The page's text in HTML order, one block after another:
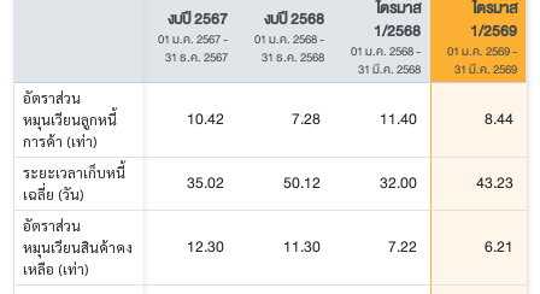
งบปี 2567
01 ม.ค. 2567-
31 ธ.ค. 2567
งบปี 2568
01 ม.ค. 2568-
31 ธ.ค. 2568
ไตรมาส
1/2568
01 ม.ค. 2568-
31 มี.ค. 2568
ไตรมาส
1/2569
01 ม.ค. 2569-
31 มี.ค. 2569
อัตราส่วน
หมุนเวียนลูกหนี้
การค้า (เท่า)
10.42 7.28 11.40 8.44
ระยะเวลาเก็บหนี้
เฉลี่ย (วัน)
35.02 50.12 32.00 43.23
อัตราส่วน
หมุนเวียนสินค้าคง
เหลือ (เท่า)
12.30 11.30 7.22 6.21